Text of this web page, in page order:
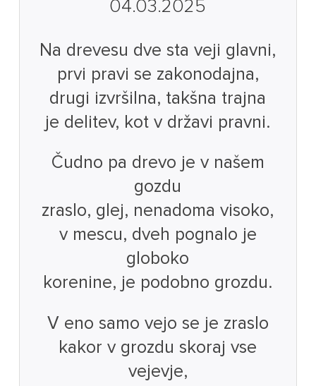
04.03.2025
Na drevesu dve sta veji glavni,
prvi pravi se zakonodajna,
drugi izvršilna, takšna trajna
je delitev, kot v državi pravni.
Čudno pa drevo je v našem
gozdu
zraslo, glej, nenadoma visoko,
v mescu, dveh pognalo je
globoko
korenine, je podobno grozdu.
V eno samo vejo se je zraslo
kakor v grozdu skoraj vse
vejevje,